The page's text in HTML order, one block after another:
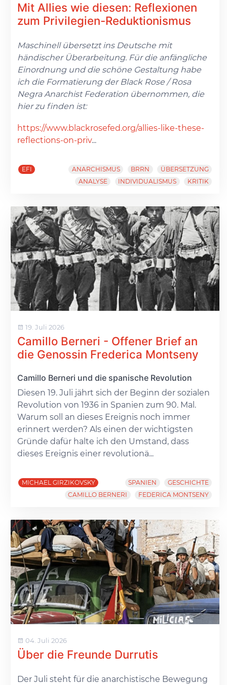
Mit Allies wie diesen: Reflexionen
zum Privilegien-Reduktionismus
Maschinell übersetzt ins Deutsche mit
händischer Überarbeitung. Für die anfängliche
Einordnung und die schöne Gestaltung habe
ich die Formatierung der Black Rose / Rosa
Negra Anarchist Federation übernommen, die
hier zu finden ist:
https://www.blackrosefed.org/allies-like-these-
reflections-on-priv...
EFI ANARCHISMUS BRRN
ÜBERSETZUNG
ANALYSE
INDIVIDUALISMUS KRITIK
19. Juli 2026
Camillo Berneri - Offener Brief an
die Genossin Frederica Montseny
Camillo Berneri und die spanische Revolution
Diesen 19. Juli jährt sich der Beginn der sozialen
Revolution von 1936 in Spanien zum 90. Mal.
Warum soll an dieses Ereignis noch immer
erinnert werden? Als einen der wichtigsten
Gründe dafür halte ich den Umstand, dass
dieses Ereignis einer revolutionä...
MICHAEL GIRZIKOVSKY SPANIEN
GESCHICHTE
CAMILLO BERNERI
FEDERICA MONTSENY
04. Juli 2026
Über die Freunde Durrutis
Der Juli steht für die anarchistische Bewegung